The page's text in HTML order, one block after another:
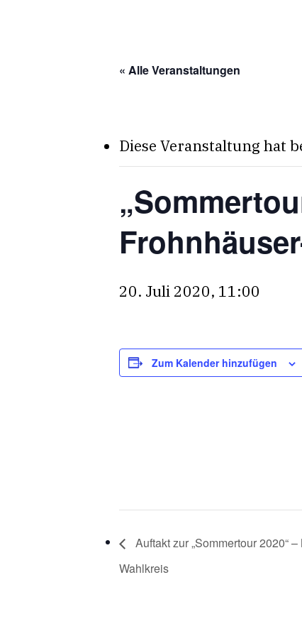
« Alle Veranstaltungen
Diese Veranstaltung hat
20. Juli 2020, 11:00
Zum Kalender hinzufügen
Auftakt zur „Sommertour 2020“
Wahlkreis